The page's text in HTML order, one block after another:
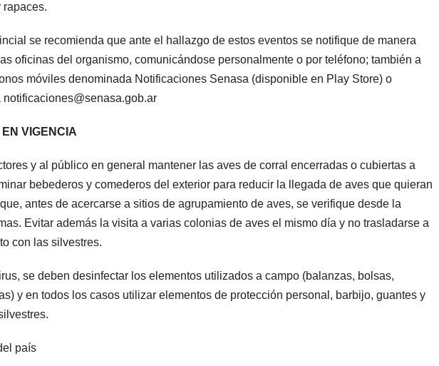
rapaces.
se recomienda que ante el hallazgo de estos eventos se notifique de manera
oficinas del organismo, comunicándose personalmente o por teléfono; también a
móviles denominada Notificaciones Senasa (disponible en Play Store) o
VIGENCIA
y al público en general mantener las aves de corral encerradas o cubiertas a
bebederos y comederos del exterior para reducir la llegada de aves que quieran
antes de acercarse a sitios de agrupamiento de aves, se verifique desde la
Evitar además la visita a varias colonias de aves el mismo día y no trasladarse a
con las silvestres.
se deben desinfectar los elementos utilizados a campo (balanzas, bolsas,
y en todos los casos utilizar elementos de protección personal, barbijo, guantes y
país